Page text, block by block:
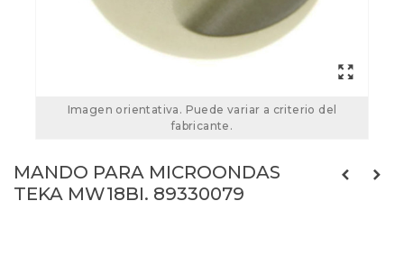
Imagen orientativa. Puede variar a criterio del
fabricante.
MANDO PARA MICROONDAS
TEKA MW18BI. 89330079